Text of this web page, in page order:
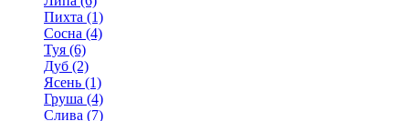
Пихта (1)
Сосна (4)
Туя (6)
Дуб (2)
Ясень (1)
Груша (4)
Слива (7)